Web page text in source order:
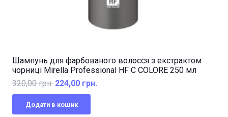
Шампунь для фарбованого волосся з екстрактом
чорниці Mirella Professional HF C COLORE 250 мл
320,00грн. Оригінальна
ціна:
320,00 грн..
224,00 грн.
Додати в кошик